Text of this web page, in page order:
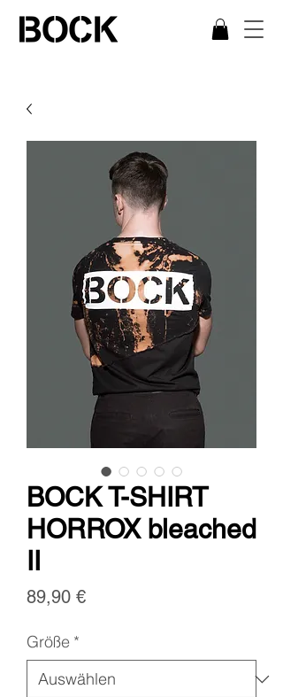
BOCK T-SHIRT
HORROX bleached
89,90 €Preis
Größe *